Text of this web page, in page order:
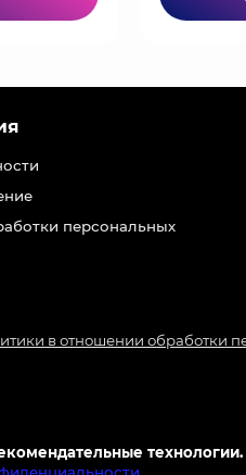
технологии.
персональных
в отношении обработки